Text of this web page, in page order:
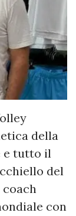
della
e tutto il
del
con